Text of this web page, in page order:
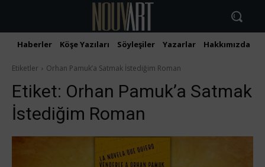
Haberler Köşe Yazıları Söyleşiler Yazarlar Hakkımızda
Etiketler Orhan Pamuk’a Satmak İstediğim Roman
Etiket: Orhan Pamuk’a Satmak
İstediğim Roman